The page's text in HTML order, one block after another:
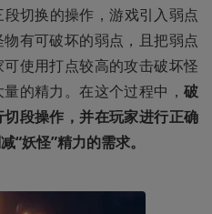
切换的操作，游戏引入弱点
有可破坏的弱点，且把弱点
使用打点较高的攻击破坏怪
的精力。在这个过程中， 破
段操作，并在玩家进行正确
“妖怪”精力的需求。